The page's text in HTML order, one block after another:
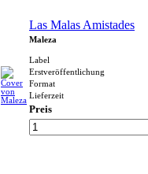
Las Malas Amistades
Maleza
Label
Erstveröffentlichung
Format
Lieferzeit
Preis